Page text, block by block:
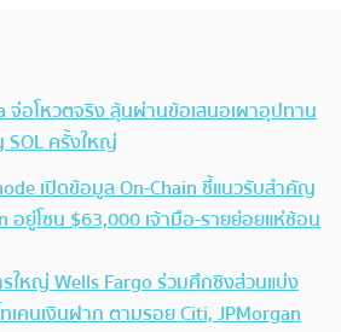
จ่อโหวตจริง ลุ้นผ่านข้อเสนอเผาอุปทาน
SOL ครั้งใหญ่
เปิดข้อมูล On-Chain ชี้แนวรับสำคัญ
อยู่โซน $63,000 เจ้ามือ-รายย่อยแห่ช้อน
ใหญ่ Wells Fargo ร่วมศึกชิงส่วนแบ่ง
เคนเงินฝาก ตามรอย Citi, JPMorgan